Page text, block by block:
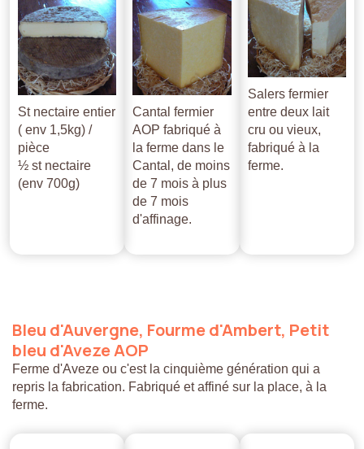
St nectaire entier
( env 1,5kg) /
pièce
½ st nectaire
(env 700g)
Cantal fermier
AOP fabriqué à
la ferme dans le
Cantal, de moins
de 7 mois à plus
de 7 mois
d'affinage.
Salers fermier
entre deux lait
cru ou vieux,
fabriqué à la
ferme.
Bleu d'Auvergne, Fourmed'Ambert, Petit
bleu d'AvezeAOP
Ferme d'Aveze ou c'est la cinquième génération qui a
repris la fabrication. Fabriqué et affiné sur la place, à la
ferme.